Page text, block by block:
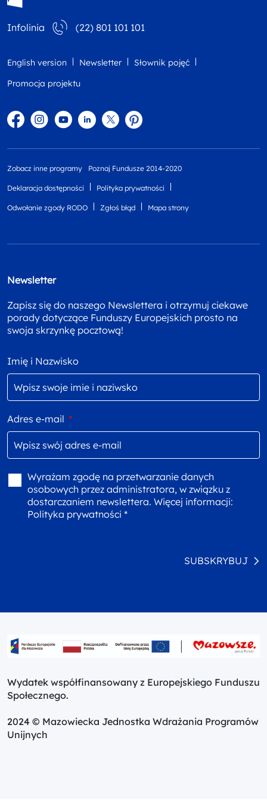
Infolinia (22) 801 101 101
English version Newsletter
Słownik pojęć
Promocja projektu
FacebookInstagram
YouTubeLinkedintwitterPinterest
Zobacz inne programy Poznaj Fundusze 2014-2020
Deklaracja dostępności Polityka prywatności
Odwołanie zgody RODO Zgłoś błąd Mapa strony
Newsletter
Zapisz się do naszego Newslettera i otrzymuj ciekawe
porady dotyczące Funduszy Europejskich prosto na
swoja skrzynkę pocztową!
Imię i Nazwisko
Adres e-mail *
Wyrażam zgodę na przetwarzanie danych
osobowych przez administratora, w związku z
dostarczaniem newslettera. Więcej informacji:
Polityka prywatności *
SUBSKRYBUJ
Wydatek współfinansowany z Europejskiego Funduszu
Społecznego.
2024 © Mazowiecka Jednostka Wdrażania Programów
Unijnych